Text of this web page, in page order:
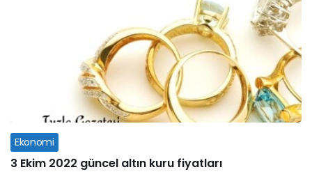
altın
kuru
fiyatları
Haberleri
Ekonomi
3 Ekim 2022 güncel altın kuru fiyatları